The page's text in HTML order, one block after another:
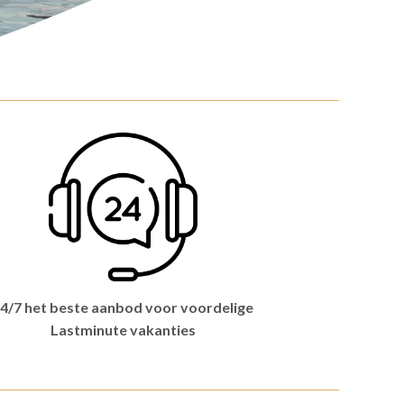
7 het beste aanbod voor voordelige
Lastminute vakanties